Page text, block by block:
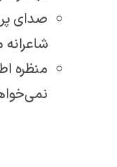
صدای
منظره